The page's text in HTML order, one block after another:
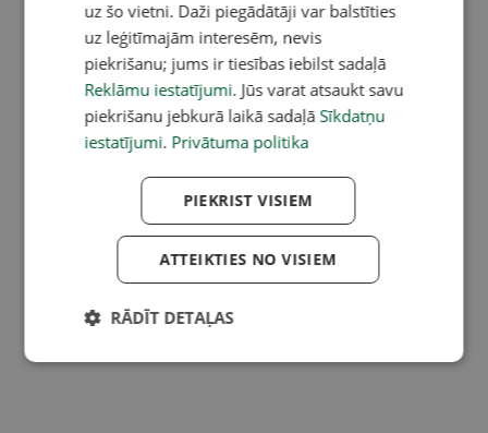
uz šo vietni. Daži piegādātāji var balstīties
uz leģitīmajām interesēm, nevis
piekrišanu; jums ir tiesības iebilst sadaļā
Reklāmu iestatījumi. Jūs varat atsaukt savu
piekrišanu jebkurā laikā sadaļā Sīkdatņu
iestatījumi. Privātuma politika
PIEKRIST VISIEM
ATTEIKTIES NO VISIEM
RĀDĪT DETAĻAS